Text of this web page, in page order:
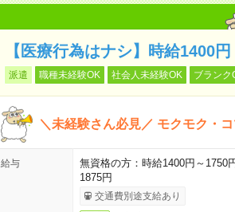
【医療行為はナシ】時給1400
派遣 職種未経験OK 社会人未経験OK ブランク
＼未経験さん必見／ モクモク・
給与
無資格の方：時給1400円～1750
1875円
交通費別途支給あり